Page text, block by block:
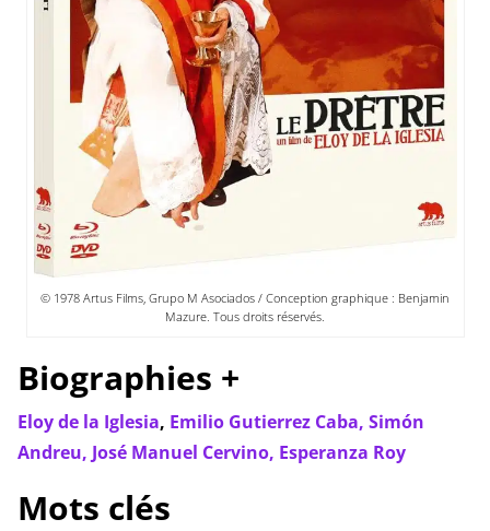
© 1978 Artus Films, Grupo M Asociados / Conception graphique : Benjamin
Mazure. Tous droits réservés.
Biographies +
Eloy de la Iglesia, Emilio Gutierrez Caba, Simón
Andreu, José Manuel Cervino, Esperanza Roy
Mots clés